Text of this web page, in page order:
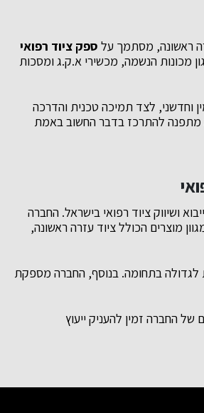
ראשונה, מסתמך על ספק ציוד רפואי
מכונות הנשמה, מכשירי א.ק.ג ומסכות
וחדשני, לצד תמיכה טכנית והדרכה
מתפנה להתרכז בדבר החשוב באמת
בתחום ייבוא ושיווק ציוד רפואי בישראל. החברה
מוצרים הכולל ציוד עזרה ראשונה,
לגדולה בתחומה. בנוסף, החברה מספקת
החברה זמין להעניק ייעוץ